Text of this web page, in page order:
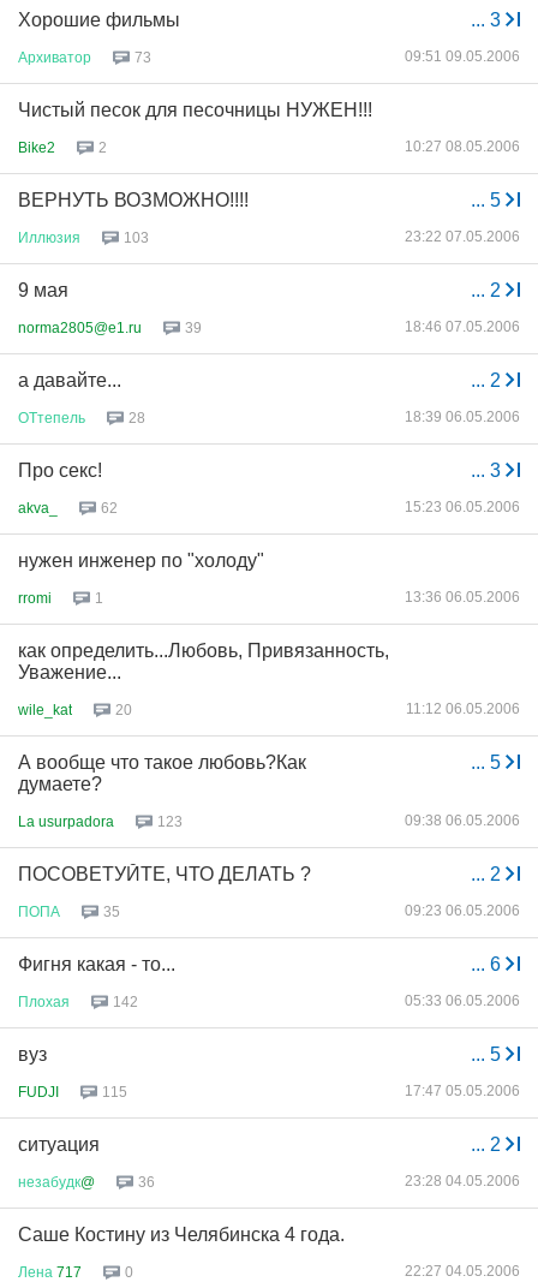
... 3
Хорошие фильмы
Архиватор 73 09:51 09.05.2006
Чистый песок для песочницы НУЖЕН!!!
Bike2 2 10:27 08.05.2006
... 5
ВЕРНУТЬ ВОЗМОЖНО!!!!
Иллюзия 103 23:22 07.05.2006
... 2
9 мая
norma2805@e1.ru 39 18:46 07.05.2006
... 2
а давайте...
ОТтепель 28 18:39 06.05.2006
... 3
Про секс!
akva_ 62 15:23 06.05.2006
нужен инженер по "холоду"
rromi 1 13:36 06.05.2006
как определить...Любовь, Привязанность,
Уважение...
wile_kat 20 11:12 06.05.2006
... 5
А вообще что такое любовь?Как
думаете?
La usurpadora 123 09:38 06.05.2006
... 2
ПОСОВЕТУЙТЕ, ЧТО ДЕЛАТЬ ?
ПОПА 35 09:23 06.05.2006
... 6
Фигня какая - то...
Плохая 142 05:33 06.05.2006
... 5
вуз
FUDJI 115 17:47 05.05.2006
... 2
ситуация
незабудк@ 36 23:28 04.05.2006
Саше Костину из Челябинска 4 года.
Лена 717 0 22:27 04.05.2006